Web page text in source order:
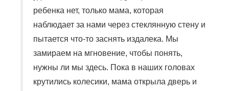
ребенка нет, только мама, которая
наблюдает за нами через стеклянную стену и
пытается что-то заснять издалека. Мы
замираем на мгновение, чтобы понять,
нужны ли мы здесь. Пока в наших головах
крутились колесики, мама открыла дверь и